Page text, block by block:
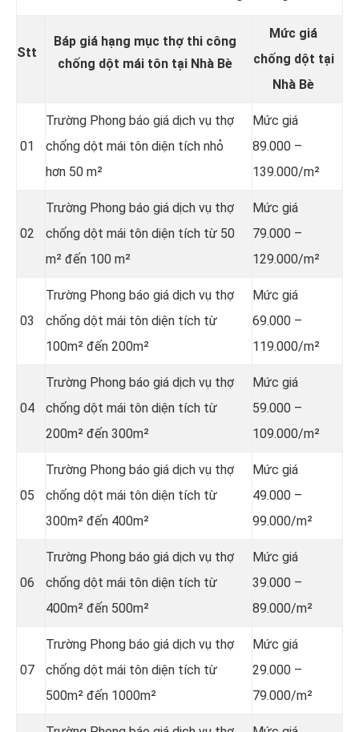
Stt
Báp giá hạng mục thợ thi công
chống dột mái tôn tại Nhà Bè
Mức giá
chống dột tại
Nhà Bè
01
Trường Phong báo giá dịch vụ thợ
chống dột mái tôn diện tích nhỏ
hơn 50 m²
Mức giá
89.000 –
139.000/m²
02
Trường Phong báo giá dịch vụ thợ
chống dột mái tôn diện tích từ 50
m² đến 100 m²
Mức giá
79.000 –
129.000/m²
03
Trường Phong báo giá dịch vụ thợ
chống dột mái tôn diện tích từ
100m² đến 200m²
Mức giá
69.000 –
119.000/m²
04
Trường Phong báo giá dịch vụ thợ
chống dột mái tôn diện tích từ
200m² đến 300m²
Mức giá
59.000 –
109.000/m²
05
Trường Phong báo giá dịch vụ thợ
chống dột mái tôn diện tích từ
300m² đến 400m²
Mức giá
49.000 –
99.000/m²
06
Trường Phong báo giá dịch vụ thợ
chống dột mái tôn diện tích từ
400m² đến 500m²
Mức giá
39.000 –
89.000/m²
07
Trường Phong báo giá dịch vụ thợ
chống dột mái tôn diện tích từ
500m² đến 1000m²
Mức giá
29.000 –
79.000/m²